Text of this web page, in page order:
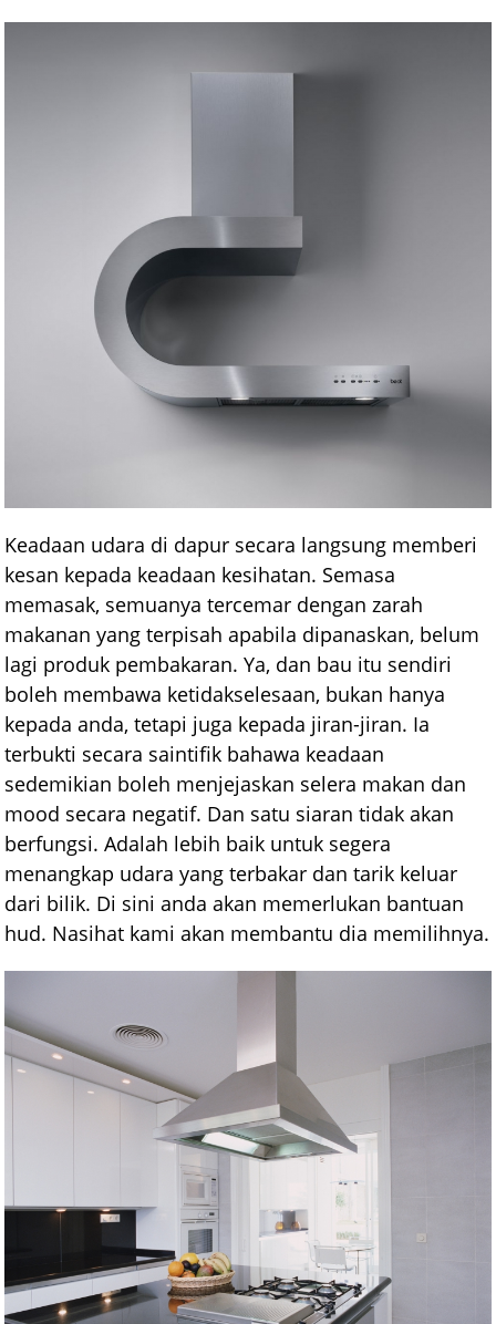
Keadaan udara di dapur secara langsung memberi
kesan kepada keadaan kesihatan. Semasa
memasak, semuanya tercemar dengan zarah
makanan yang terpisah apabila dipanaskan, belum
lagi produk pembakaran. Ya, dan bau itu sendiri
boleh membawa ketidakselesaan, bukan hanya
kepada anda, tetapi juga kepada jiran-jiran. Ia
terbukti secara saintifik bahawa keadaan
sedemikian boleh menjejaskan selera makan dan
mood secara negatif. Dan satu siaran tidak akan
berfungsi. Adalah lebih baik untuk segera
menangkap udara yang terbakar dan tarik keluar
dari bilik. Di sini anda akan memerlukan bantuan
hud. Nasihat kami akan membantu dia memilihnya.